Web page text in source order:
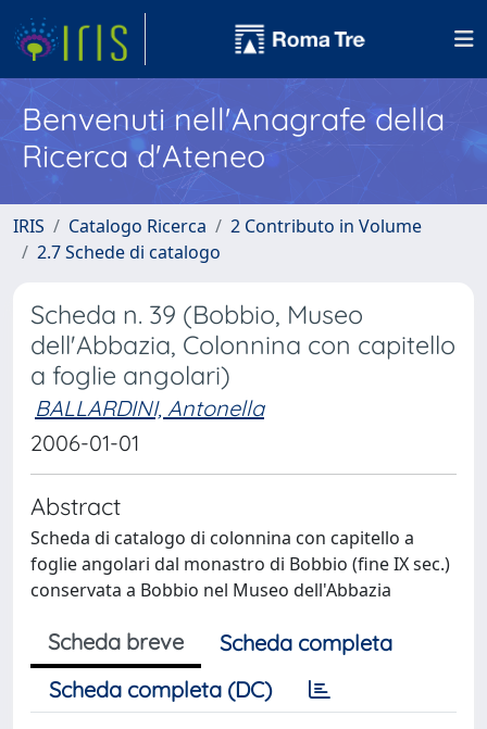
Benvenuti nell'Anagrafe della
Ricerca d'Ateneo
IRIS Catalogo Ricerca
2 Contributo in Volume
2.7 Schede di catalogo
Scheda n. 39 (Bobbio, Museo
dell'Abbazia, Colonnina con capitello
a foglie angolari)
BALLARDINI, Antonella
2006-01-01
Abstract
Scheda di catalogo di colonnina con capitello a
foglie angolari dal monastro di Bobbio (fine IX sec.)
conservata a Bobbio nel Museo dell'Abbazia
Scheda breve
Scheda completa
Scheda completa (DC)